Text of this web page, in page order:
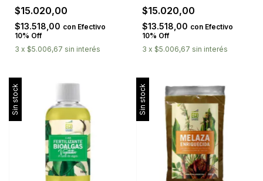
$15.020,00
$13.518,00 con Efectivo
10% Off
3 x $5.006,67 sin interés
$15.020,00
$13.518,00 con Efectivo
10% Off
3 x $5.006,67 sin interés
Sin stock Sin stock